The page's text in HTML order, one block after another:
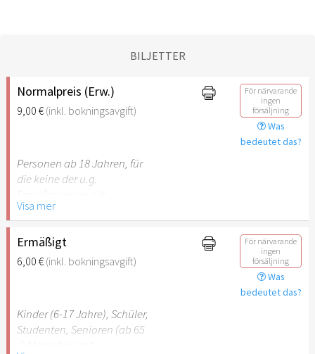
BILJETTER
Normalpreis (Erw.)
9,00 €(inkl. bokningsavgift)
För närvarande
ingen
försäljning
Was
bedeutet das?
Personen ab 18 Jahren, für
die keine der u.g.
Visa mer
Ermäßigt
6,00 €(inkl. bokningsavgift)
För närvarande
ingen
försäljning
Was
bedeutet das?
Kinder (6-17 Jahre), Schüler,
Studenten, Senioren (ab 65